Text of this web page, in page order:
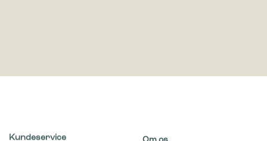
Kundeservice
Om os